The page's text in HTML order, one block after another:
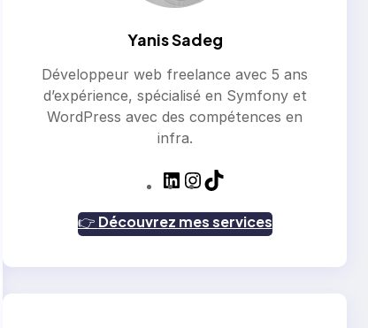
Yanis Sadeg
Développeur web freelance avec 5 ans
d’expérience, spécialisé en Symfony et
WordPress avec des compétences en
infra.
L
n
k
d
I
n
s
t
g
T
k
T
k
👉 Découvrez mes services